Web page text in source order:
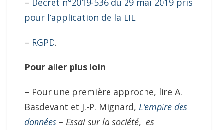
pour l’application de la LIL
– RGPD.
Pour aller plus loin :
– Pour une première approche, lire A.
Basdevant et J.-P. Mignard, L’empire des
données – Essai sur la société, les